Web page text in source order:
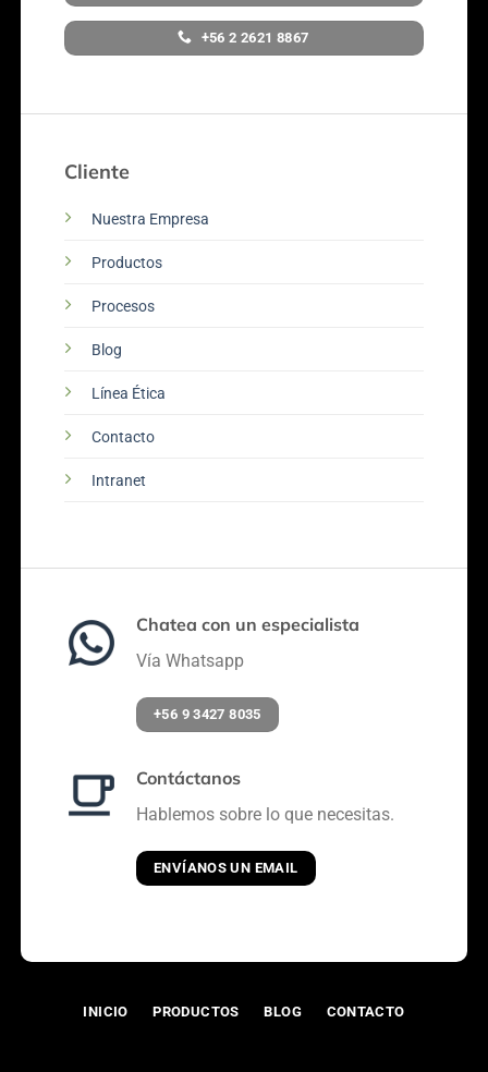
+56 2 2621 8867
Cliente
Nuestra Empresa
Productos
Procesos
Blog
Línea Ética
Contacto
Intranet
Chatea con un especialista
Vía Whatsapp
+56 9 3427 8035
Contáctanos
Hablemos sobre lo que necesitas.
ENVÍANOS UN EMAIL
INICIO PRODUCTOS BLOG CONTACTO